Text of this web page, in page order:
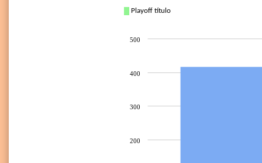
Playoff título
200
300
400
500